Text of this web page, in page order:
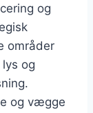
og
områder
og
og vægge